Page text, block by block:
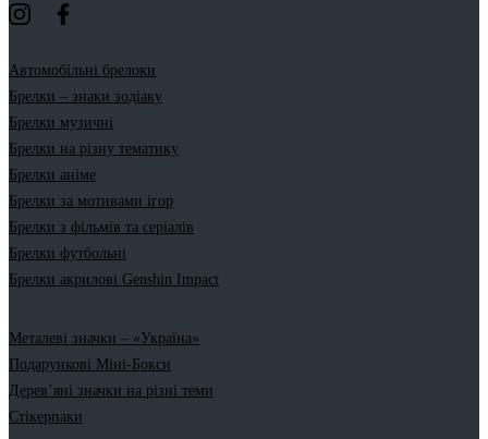
Автомобільні брелоки
Брелки – знаки зодіаку
Брелки музичні
Брелки на різну тематику
Брелки аніме
Брелки за мотивами ігор
Брелки з фільмів та серіалів
Брелки футбольні
Брелки акрилові Genshin Impact
Металеві значки – «Україна»
Подарункові Міні-Бокси
Дерев’яні значки на різні теми
Стікерпаки